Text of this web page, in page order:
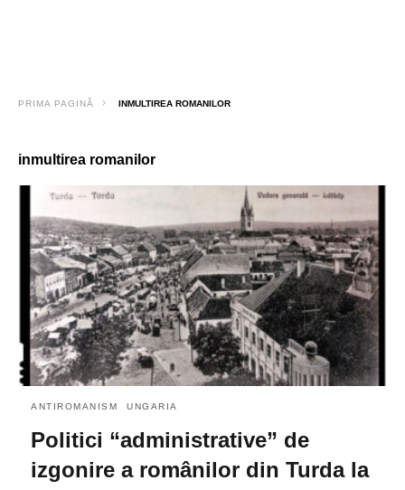
PRIMA PAGINĂ INMULTIREA ROMANILOR
inmultirea romanilor
ANTIROMANISM UNGARIA
Politici “administrative” de
izgonire a românilor din Turda la